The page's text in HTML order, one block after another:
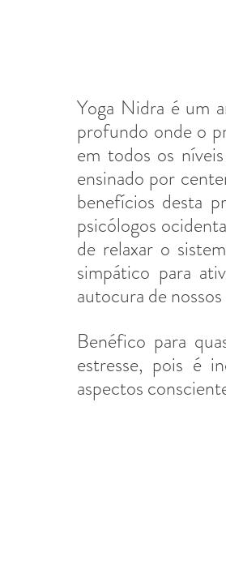
Yoga Nidra é um
profundo onde o
em todos os
ensinado por
benefícios desta
psicólogos
de relaxar o
simpático para
autocura de
Benéfico para
estresse, pois é
aspectos